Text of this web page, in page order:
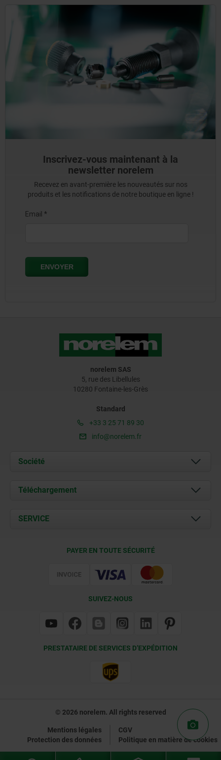
Inscrivez-vous maintenant à la
newsletter norelem
Recevez en avant-première les nouveautés sur nos
produits et les notifications de notre boutique en ligne !
norelem SAS
5, rue des Libellules
10280 Fontaine-les-Grès
Standard
+33 3 25 71 89 30
info@norelem.fr
Société
À propos de nous
Contact
Téléchargement
Documents
SERVICE
PAYER EN TOUTE SÉCURITÉ
SUIVEZ-NOUS
PRESTATAIRE DE SERVICES D’EXPÉDITION
© 2026 norelem. All rights reserved
Mentions légales
CGV
Protection des données
Politique en matière de cookies